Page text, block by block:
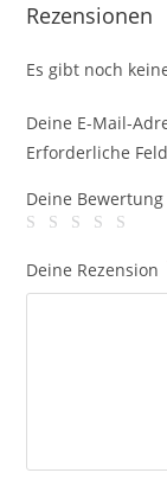
Rezensionen
Es gibt noch
Deine E-Mail-
Erforderliche
Deine Bewertung
Deine Rezension